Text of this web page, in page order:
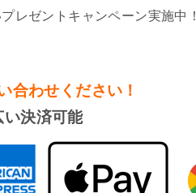
レゼントキャンペーン実施中！
合わせください！
い決済可能